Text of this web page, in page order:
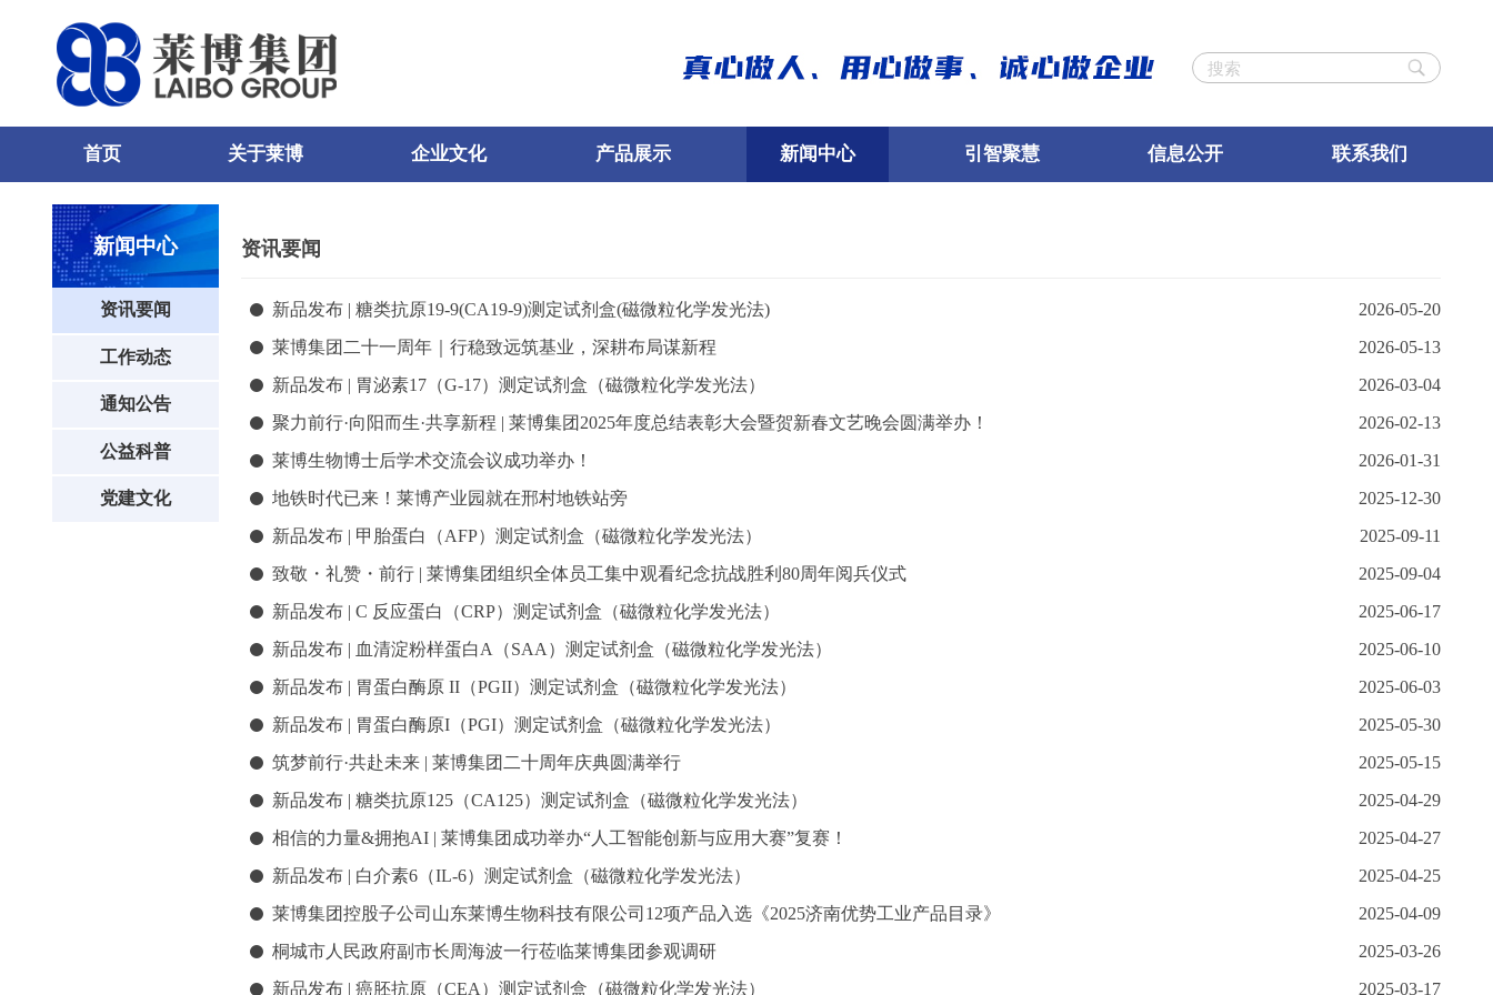
首页 关于莱博 企业文化 产品展示 新闻中心 引智聚慧 信息公开 联系我们
新闻中心
资讯要闻
工作动态
通知公告
公益科普
党建文化
资讯要闻
新品发布 | 糖类抗原19-9(CA19-9)测定试剂盒(磁微粒化学发光法)
2026-05-20
莱博集团二十一周年｜行稳致远筑基业，深耕布局谋新程
2026-05-13
新品发布 | 胃泌素17（G-17）测定试剂盒（磁微粒化学发光法）
2026-03-04
聚力前行·向阳而生·共享新程 | 莱博集团2025年度总结表彰大会暨贺新春文艺晚会圆满举办！
2026-02-13
莱博生物博士后学术交流会议成功举办！
2026-01-31
地铁时代已来！莱博产业园就在邢村地铁站旁
2025-12-30
新品发布 | 甲胎蛋白（AFP）测定试剂盒（磁微粒化学发光法）
2025-09-11
致敬・礼赞・前行 | 莱博集团组织全体员工集中观看纪念抗战胜利80周年阅兵仪式
2025-09-04
新品发布 | C 反应蛋白（CRP）测定试剂盒（磁微粒化学发光法）
2025-06-17
新品发布 | 血清淀粉样蛋白A（SAA）测定试剂盒（磁微粒化学发光法）
2025-06-10
新品发布 | 胃蛋白酶原 II（PGII）测定试剂盒（磁微粒化学发光法）
2025-06-03
新品发布 | 胃蛋白酶原I（PGI）测定试剂盒（磁微粒化学发光法）
2025-05-30
筑梦前行·共赴未来 | 莱博集团二十周年庆典圆满举行
2025-05-15
新品发布 | 糖类抗原125（CA125）测定试剂盒（磁微粒化学发光法）
2025-04-29
相信的力量&拥抱AI | 莱博集团成功举办“人工智能创新与应用大赛”复赛！
2025-04-27
新品发布 | 白介素6（IL-6）测定试剂盒（磁微粒化学发光法）
2025-04-25
莱博集团控股子公司山东莱博生物科技有限公司12项产品入选《2025济南优势工业产品目录》
2025-04-09
桐城市人民政府副市长周海波一行莅临莱博集团参观调研
2025-03-26
新品发布 | 癌胚抗原（CEA）测定试剂盒（磁微粒化学发光法）
2025-03-17